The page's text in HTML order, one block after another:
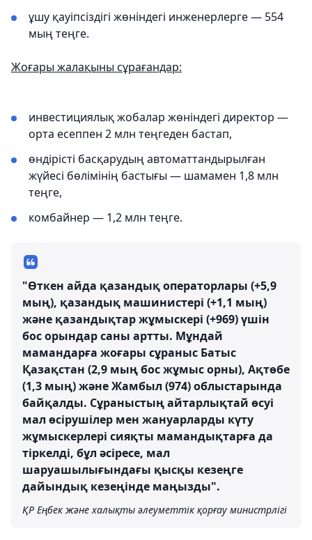
ұшу қауіпсіздігі жөніндегі инженерлерге — 554
мың теңге.
Жоғары жалақыны сұрағандар:
инвестициялық жобалар жөніндегі директор —
орта есеппен 2 млн теңгеден бастап,
өндірісті басқарудың автоматтандырылған
жүйесі бөлімінің бастығы — шамамен 1,8 млн
теңге,
комбайнер — 1,2 млн теңге.
"Өткен айда қазандық операторлары (+5,9
мың), қазандық машинистері (+1,1 мың)
және қазандықтар жұмыскері (+969) үшін
бос орындар саны артты. Мұндай
мамандарға жоғары сұраныс Батыс
Қазақстан (2,9 мың бос жұмыс орны), Ақтөбе
(1,3 мың) және Жамбыл (974) облыстарында
байқалды. Сұраныстың айтарлықтай өсуі
мал өсірушілер мен жануарларды күту
жұмыскерлері сияқты мамандықтарға да
тіркелді, бұл әсіресе, мал
шаруашылығындағы қысқы кезеңге
дайындық кезеңінде маңызды".
ҚР Еңбек және халықты әлеуметтік қорғау министрлігі